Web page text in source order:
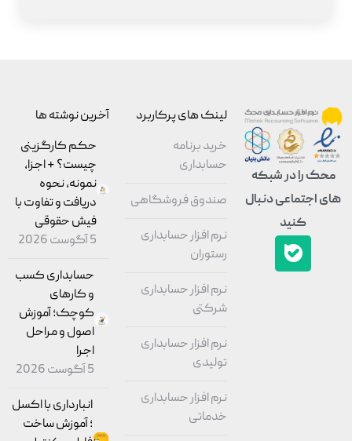
محک را در شبکه
های اجتماعی دنبال
کنید
لینک های پرکاربرد
خرید برنامه
حسابداری
صندوق فروشگاهی
نرم افزار حسابداری
رستوران
نرم افزار حسابداری
شرکتی
نرم افزار حسابداری
تولیدی
نرم افزار حسابداری
خدماتی
آخرین نوشته ها
حکم کارگزینی
چیست؟ + اجزا،
نمونه، نحوه
دریافت و تفاوت با
فیش حقوقی
5 آگوست 2026
حسابداری کسب
و کارهای
کوچک؛ آموزش
اصول و مراحل
اجرا
5 آگوست 2026
انبارداری با اکسل
؛ آموزش ساخت